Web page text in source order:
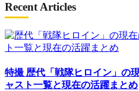
Recent Articles
特撮 歴代「戦隊ヒロイン」の
ャスト一覧と現在の活躍まとめ